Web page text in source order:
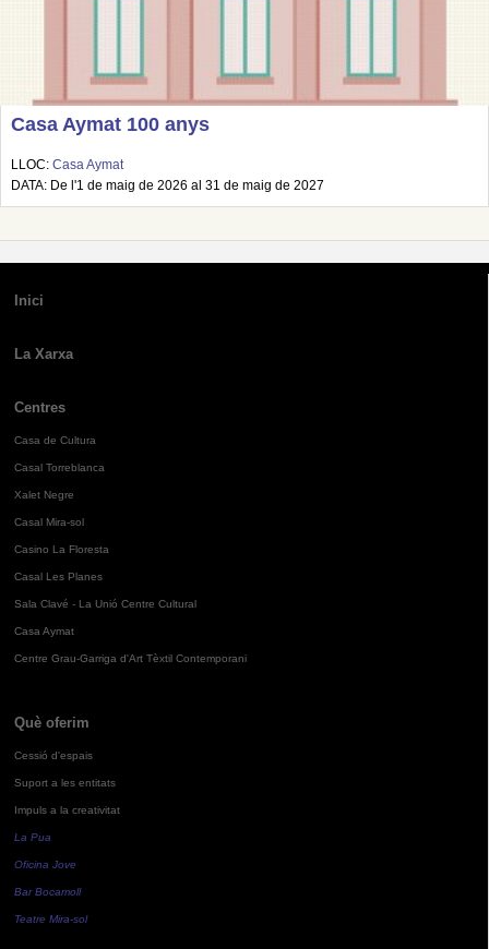
Casa Aymat 100 anys
LLOC: Casa Aymat
DATA: De l'1 de maig de 2026 al 31 de maig de 2027
Inici
La Xarxa
Centres
Casa de Cultura
Casal Torreblanca
Xalet Negre
Casal Mira-sol
Casino La Floresta
Casal Les Planes
Sala Clavé - La Unió Centre Cultural
Casa Aymat
Centre Grau-Garriga d'Art Tèxtil Contemporani
Què oferim
Cessió d'espais
Suport a les entitats
Impuls a la creativitat
La Pua
Oficina Jove
Bar Bocamoll
Teatre Mira-sol